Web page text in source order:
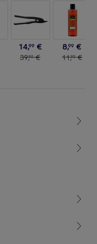
14,99 €
39,90 €
8,99 €
11,90 €